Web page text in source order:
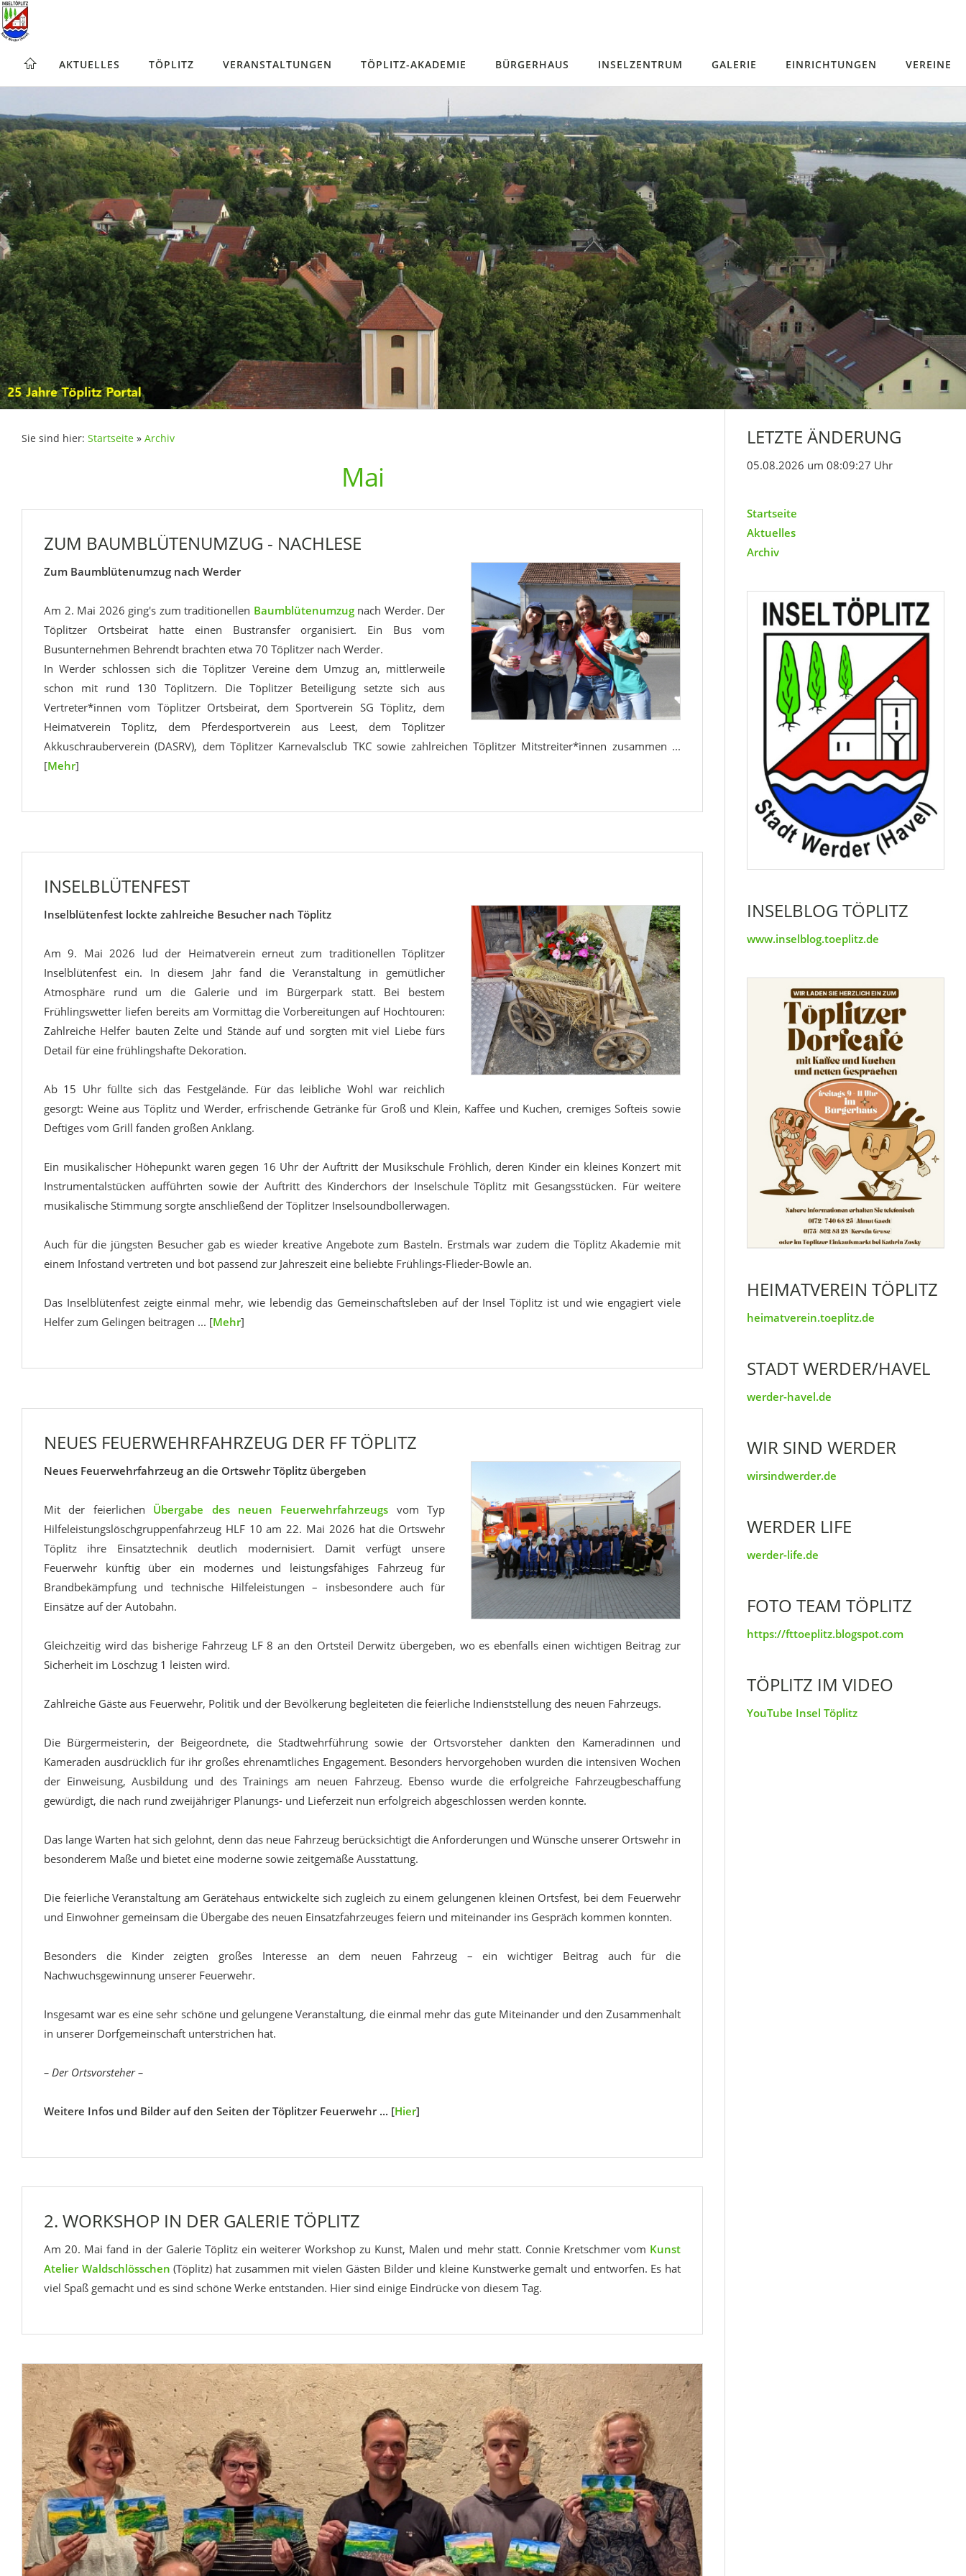
AKTUELLES TÖPLITZ VERANSTALTUNGEN TÖPLITZ-AKADEMIE BÜRGERHAUS INSELZENTRUM GALERIE EINRICHTUNGEN VEREINE
Sie sind hier: Startseite » Archiv
Mai
ZUM BAUMBLÜTENUMZUG - NACHLESE
Zum Baumblütenumzug nach Werder
Am 2. Mai 2026 ging's zum traditionellen Baumblütenumzugnach Werder. Der
Töplitzer Ortsbeirat hatte einen Bustransfer organisiert. Ein Bus vom
Busunternehmen Behrendt brachten etwa 70 Töplitzer nach Werder.
In Werder schlossen sich die Töplitzer Vereine dem Umzug an, mittlerweile
schon mit rund 130 Töplitzern. Die Töplitzer Beteiligung setzte sich aus
Vertreter*innen vom Töplitzer Ortsbeirat, dem Sportverein SG Töplitz, dem
Heimatverein Töplitz, dem Pferdesportverein aus Leest, dem Töplitzer
Akkuschrauberverein (DASRV), dem Töplitzer Karnevalsclub TKC sowie zahlreichen Töplitzer Mitstreiter*innen zusammen ...
[Mehr]
INSELBLÜTENFEST
Inselblütenfest lockte zahlreiche Besucher nach Töplitz
Am 9. Mai 2026 lud der Heimatverein erneut zum traditionellen Töplitzer
Inselblütenfest ein. In diesem Jahr fand die Veranstaltung in gemütlicher
Atmosphäre rund um die Galerie und im Bürgerpark statt. Bei bestem
Frühlingswetter liefen bereits am Vormittag die Vorbereitungen auf Hochtouren:
Zahlreiche Helfer bauten Zelte und Stände auf und sorgten mit viel Liebe fürs
Detail für eine frühlingshafte Dekoration.
Ab 15 Uhr füllte sich das Festgelände. Für das leibliche Wohl war reichlich
gesorgt: Weine aus Töplitz und Werder, erfrischende Getränke für Groß und Klein, Kaffee und Kuchen, cremiges Softeis sowie
Deftiges vom Grill fanden großen Anklang.
Ein musikalischer Höhepunkt waren gegen 16 Uhr der Auftritt der Musikschule Fröhlich, deren Kinder ein kleines Konzert mit
Instrumentalstücken aufführten sowie der Auftritt des Kinderchors der Inselschule Töplitz mit Gesangsstücken. Für weitere
musikalische Stimmung sorgte anschließend der Töplitzer Inselsoundbollerwagen.
Auch für die jüngsten Besucher gab es wieder kreative Angebote zum Basteln. Erstmals war zudem die Töplitz Akademie mit
einem Infostand vertreten und bot passend zur Jahreszeit eine beliebte Frühlings‑Flieder‑Bowle an.
Das Inselblütenfest zeigte einmal mehr, wie lebendig das Gemeinschaftsleben auf der Insel Töplitz ist und wie engagiert viele
Helfer zum Gelingen beitragen ... [Mehr]
NEUES FEUERWEHRFAHRZEUG DER FF TÖPLITZ
Neues Feuerwehrfahrzeug an die Ortswehr Töplitz übergeben
Mit der feierlichen Übergabe des neuen Feuerwehrfahrzeugs vom Typ
Hilfeleistungslöschgruppenfahrzeug HLF 10 am 22. Mai 2026 hat die Ortswehr
Töplitz ihre Einsatztechnik deutlich modernisiert. Damit verfügt unsere
Feuerwehr künftig über ein modernes und leistungsfähiges Fahrzeug für
Brandbekämpfung und technische Hilfeleistungen – insbesondere auch für
Einsätze auf der Autobahn.
Gleichzeitig wird das bisherige Fahrzeug LF 8 an den Ortsteil Derwitz übergeben, wo es ebenfalls einen wichtigen Beitrag zur
Sicherheit im Löschzug 1 leisten wird.
Zahlreiche Gäste aus Feuerwehr, Politik und der Bevölkerung begleiteten die feierliche Indienststellung des neuen Fahrzeugs.
Die Bürgermeisterin, der Beigeordnete, die Stadtwehrführung sowie der Ortsvorsteher dankten den Kameradinnen und
Kameraden ausdrücklich für ihr großes ehrenamtliches Engagement. Besonders hervorgehoben wurden die intensiven Wochen
der Einweisung, Ausbildung und des Trainings am neuen Fahrzeug. Ebenso wurde die erfolgreiche Fahrzeugbeschaffung
gewürdigt, die nach rund zweijähriger Planungs- und Lieferzeit nun erfolgreich abgeschlossen werden konnte.
Das lange Warten hat sich gelohnt, denn das neue Fahrzeug berücksichtigt die Anforderungen und Wünsche unserer Ortswehr in
besonderem Maße und bietet eine moderne sowie zeitgemäße Ausstattung.
Die feierliche Veranstaltung am Gerätehaus entwickelte sich zugleich zu einem gelungenen kleinen Ortsfest, bei dem Feuerwehr
und Einwohner gemeinsam die Übergabe des neuen Einsatzfahrzeuges feiern und miteinander ins Gespräch kommen konnten.
Besonders die Kinder zeigten großes Interesse an dem neuen Fahrzeug – ein wichtiger Beitrag auch für die
Nachwuchsgewinnung unserer Feuerwehr.
Insgesamt war es eine sehr schöne und gelungene Veranstaltung, die einmal mehr das gute Miteinander und den Zusammenhalt
in unserer Dorfgemeinschaft unterstrichen hat.
– Der Ortsvorsteher –
Weitere Infos und Bilder auf den Seiten der Töplitzer Feuerwehr ... [Hier]
2. WORKSHOP IN DER GALERIE TÖPLITZ
Am 20. Mai fand in der Galerie Töplitz ein weiterer Workshop zu Kunst, Malen und mehr statt. Connie Kretschmer vom Kunst
Atelier Waldschlösschen (Töplitz) hat zusammen mit vielen Gästen Bilder und kleine Kunstwerke gemalt und entworfen. Es hat
viel Spaß gemacht und es sind schöne Werke entstanden. Hier sind einige Eindrücke von diesem Tag.
LETZTE ÄNDERUNG
05.08.2026 um 08:09:27 Uhr
Startseite
Aktuelles
Archiv
INSELBLOG TÖPLITZ
www.inselblog.toeplitz.de
HEIMATVEREIN TÖPLITZ
heimatverein.toeplitz.de
STADT WERDER/HAVEL
werder-havel.de
WIR SIND WERDER
wirsindwerder.de
WERDER LIFE
werder-life.de
FOTO TEAM TÖPLITZ
https://fttoeplitz.blogspot.com
TÖPLITZ IM VIDEO
YouTube Insel Töplitz